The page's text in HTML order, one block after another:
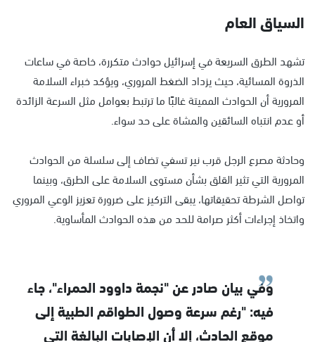
السياق العام
تشهد الطرق السريعة في إسرائيل حوادث متكررة، خاصة في ساعات
الذروة المسائية، حيث يزداد الضغط المروري، ويؤكد خبراء السلامة
المرورية أن الحوادث المميتة غالبًا ما ترتبط بعوامل مثل السرعة الزائدة
أو عدم انتباه السائقين والمشاة على حد سواء.
وحادثة مصرع الرجل قرب نير تسفي تضاف إلى سلسلة من الحوادث
المرورية التي تثير القلق بشأن مستوى السلامة على الطرق، وبينما
تواصل الشرطة تحقيقاتها، يبقى التركيز على ضرورة تعزيز الوعي المروري
واتخاذ إجراءات أكثر صرامة للحد من هذه الحوادث المأساوية.
وفي بيان صادر عن "نجمة داوود الحمراء"، جاء
فيه: "رغم سرعة وصول الطواقم الطبية إلى
موقع الحادث، إلا أن الإصابات البالغة التي